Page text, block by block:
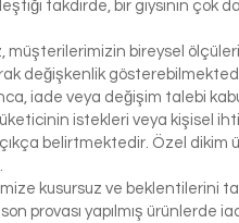
takdirde, bir giysinin çok
müşterilerimizin bireysel
değişkenlik
iade veya değişim talebi
istekleri veya kişisel
belirtmektedir. Özel
kusursuz ve beklentilerini
provası yapılmış ürünlerde